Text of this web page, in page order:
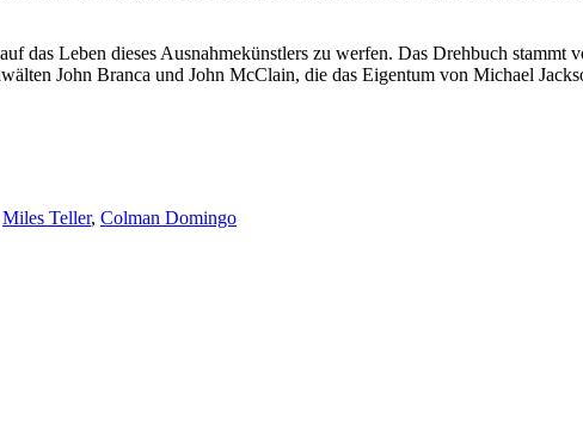
das Leben dieses Ausnahmekünstlers zu werfen. Das Drehbuch
John Branca und John McClain, die das Eigentum von Michael
Miles Teller, Colman Domingo